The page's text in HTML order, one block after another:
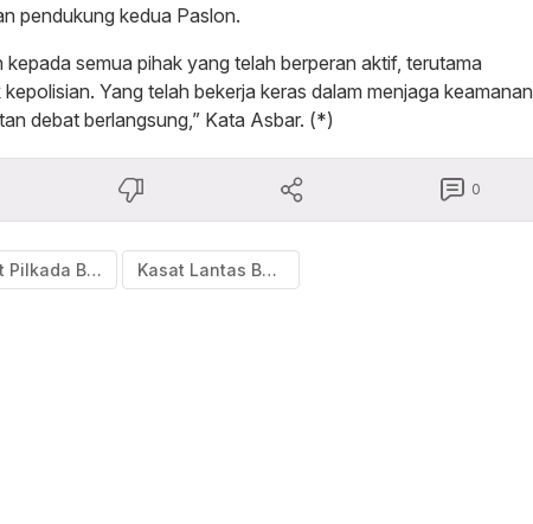
pendukung kedua Paslon.
kepada semua pihak yang telah berperan aktif, terutama
Yang telah bekerja keras dalam menjaga keamanan
debat berlangsung,” Kata Asbar. (*)
0
Debat Pilkada Bulukumba 2024 Kasat Lantas Bulukumba